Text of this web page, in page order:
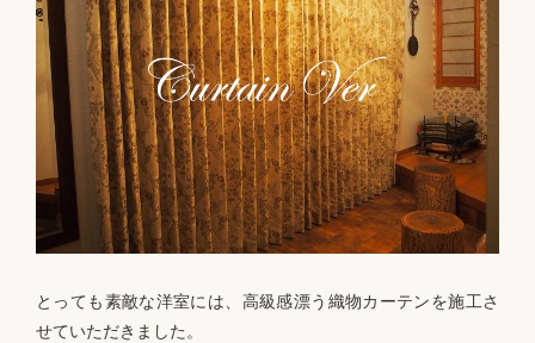
とっても素敵な洋室には、高級感漂う織物カーテンを施工さ
せていただきました。